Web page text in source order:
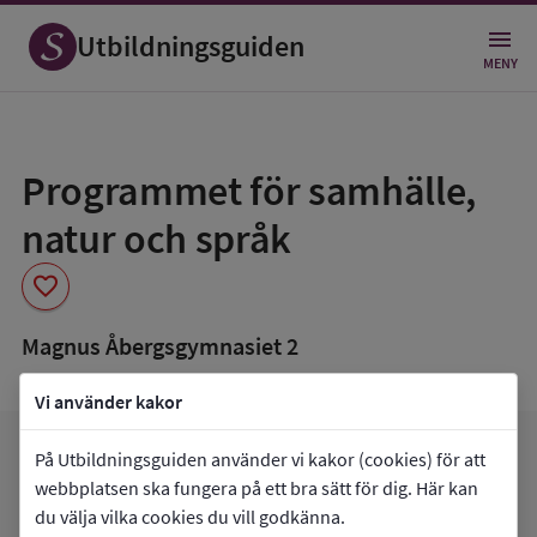
Vi använder kakor
På Utbildningsguiden använder vi kakor (cookies) för att
webbplatsen ska fungera på ett bra sätt för dig. Här kan
du välja vilka cookies du vill godkänna.
Utbildningsguiden MENY
Programmet för samhälle,
natur och språk
favorite
som
favorit
Magnus Åbergsgymnasiet 2
Gå tillMagnus Åbergsgymnasiet 2arrow_forward
Mina favoriterfavorite